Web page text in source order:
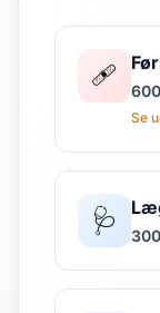
🩹
Se
🩺